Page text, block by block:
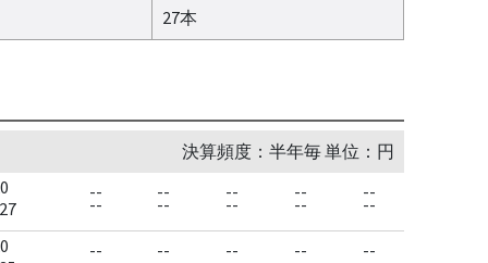
27本
決算頻度：半年毎 単位：円
--
--
--
--
--
--
--
--
--
--
-- -- -- -- --